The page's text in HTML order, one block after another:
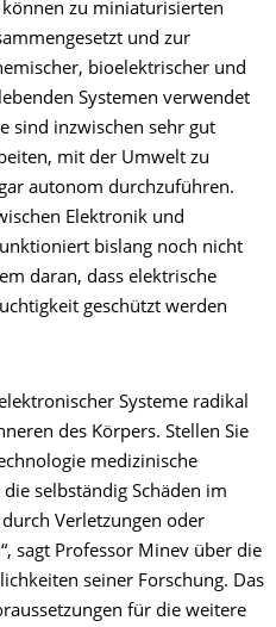
zu miniaturisierten
und zur
bioelektrischer und
Systemen verwendet
sind inzwischen sehr gut
mit der Umwelt zu
autonom durchzuführen.
Elektronik und
bislang noch nicht
daran, dass elektrische
geschützt werden
Systeme radikal
des Körpers. Stellen Sie
medizinische
selbständig Schäden im
Verletzungen oder
sagt Professor Minev über die
seiner Forschung. Das
für die weitere